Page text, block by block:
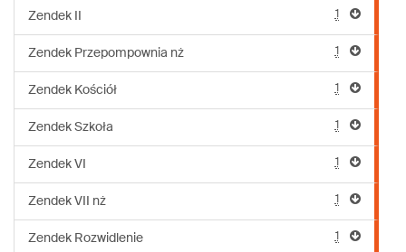
Zendek II 1
Zendek Przepompownia nż 1
Zendek Kościół 1
Zendek Szkoła 1
Zendek VI 1
Zendek VII nż 1
Zendek Rozwidlenie 1